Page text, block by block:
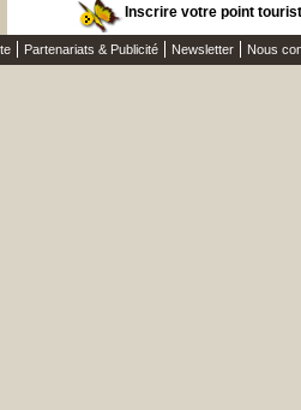
Inscrire votre point
Partenariats & Publicité Newsletter Nous